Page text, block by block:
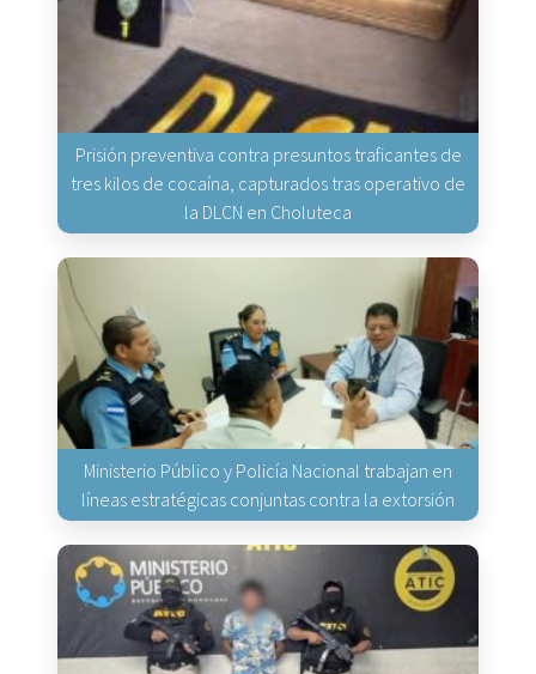
Prisión preventiva contra presuntos traficantes de
tres kilos de cocaína, capturados tras operativo de
la DLCN en Choluteca
Ministerio Público y Policía Nacional trabajan en
líneas estratégicas conjuntas contra la extorsión